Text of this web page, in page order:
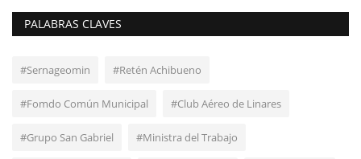
PALABRAS CLAVES
#Sernageomin #Retén Achibueno
#Fomdo Común Municipal #Club Aéreo de Linares
#Grupo San Gabriel #Ministra del Trabajo